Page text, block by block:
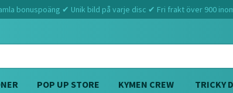
bonuspoäng ✔ Unik bild på varje disc ✔ Fri frakt över 900
POP UP STORE KYMEN CREW TRICKY